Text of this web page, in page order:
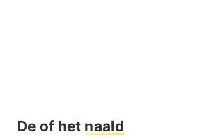
De of het naald